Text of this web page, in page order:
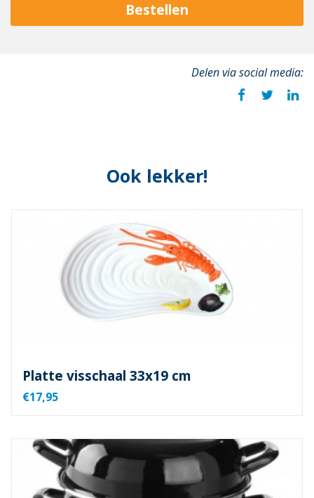
Bestellen
Delen via social media:
Ook lekker!
Platte visschaal 33x19 cm
€17,95